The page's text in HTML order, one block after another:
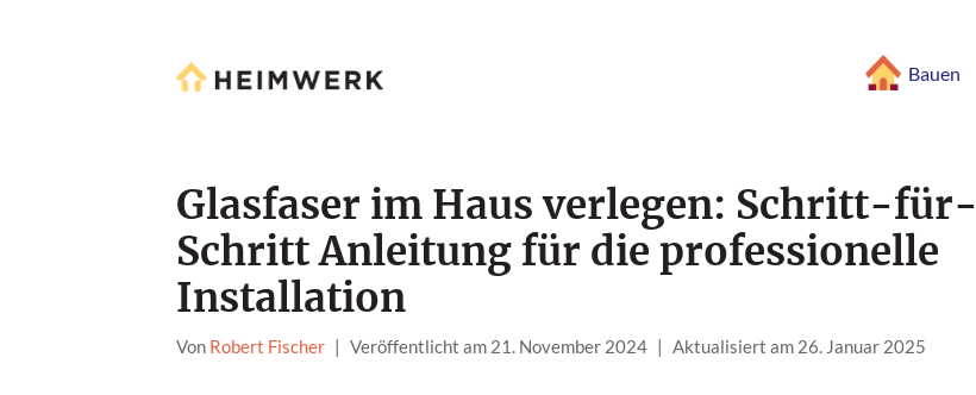
Bauen
Glasfaser im Haus verlegen: Schritt-für-
Schritt Anleitung für die professionelle
Installation
Von Robert Fischer | Veröffentlicht am 21. November 2024 | Aktualisiert am 26. Januar 2025